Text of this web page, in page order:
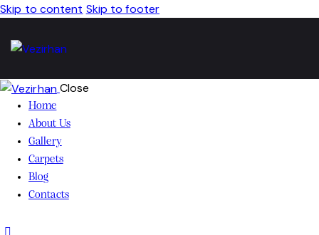
Skip to content Skip to footer
Close
Home
About Us
Gallery
Carpets
Blog
Contacts